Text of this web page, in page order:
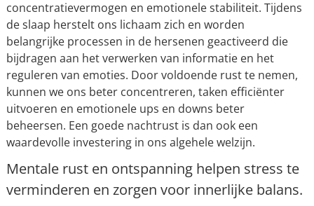
concentratievermogen en emotionele stabiliteit. Tijdens
de slaap herstelt ons lichaam zich en worden
belangrijke processen in de hersenen geactiveerd die
bijdragen aan het verwerken van informatie en het
reguleren van emoties. Door voldoende rust te nemen,
kunnen we ons beter concentreren, taken efficiënter
uitvoeren en emotionele ups en downs beter
beheersen. Een goede nachtrust is dan ook een
waardevolle investering in ons algehele welzijn.
Mentale rust en ontspanning helpen stress te
verminderen en zorgen voor innerlijke balans.